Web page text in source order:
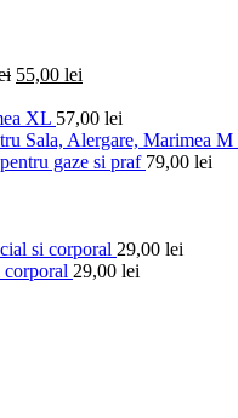
55,00 lei
XL 57,00 lei
Sala, Alergare, Marimea M
gaze si praf 79,00 lei
si corporal 29,00 lei
corporal 29,00 lei